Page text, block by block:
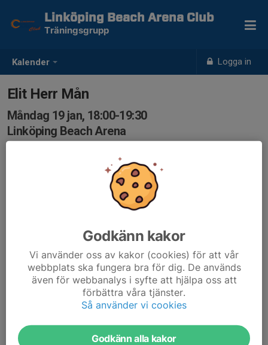
Kalender Logga in
Linköping Beach Arena Club
Träningsgrupp
Elit Herr Mån
Måndag 19 jan, 18:00-19:30
Linköping Beach Arena
Godkänn kakor
Vi använder oss av kakor (cookies) för att vår
webbplats ska fungera bra för dig. De används
även för webbanalys i syfte att hjälpa oss att
förbättra våra tjänster.
Så använder vi cookies
Godkänn alla kakor